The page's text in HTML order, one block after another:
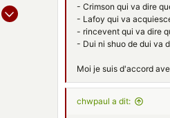
23 Juil 2010
- Crimson qui va dire
- Lafoy qui va
- rincevent qui va dire
- Dui ni shuo de dui va
Moi je suis d'accord
chwpaul a dit: